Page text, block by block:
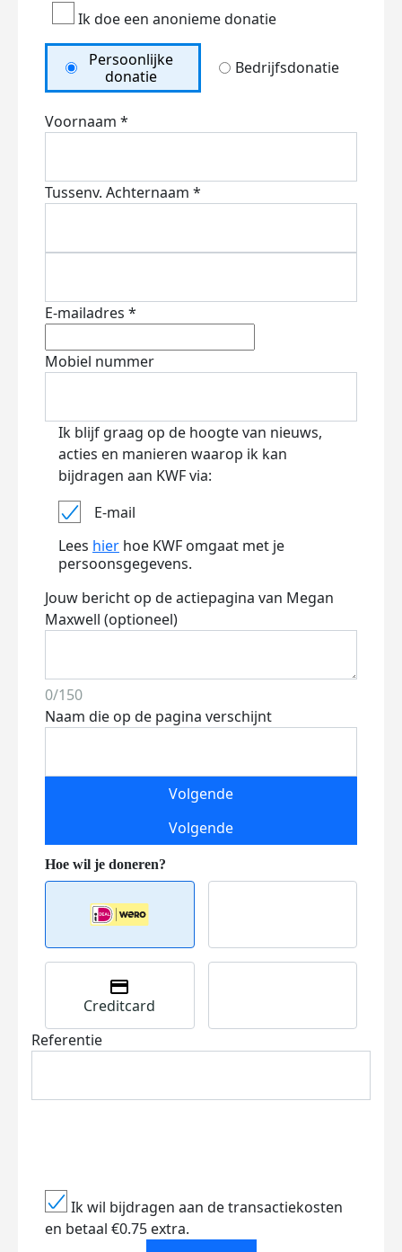
Ik doe een anonieme donatie
Persoonlijke
donatie
Bedrijfsdonatie
Voornaam *
Tussenv. Achternaam *
E-mailadres *
Mobiel nummer
Ik blijf graag op de hoogte van nieuws,
acties en manieren waarop ik kan
bijdragen aan KWF via:
E-mail
Lees hier hoe KWF omgaat met je
persoonsgegevens.
Jouw bericht op de actiepagina van Megan
Maxwell (optioneel)
0/150
Naam die op de pagina verschijnt
Volgende
Volgende
Creditcard
Referentie
Ik wil bijdragen aan de transactiekosten
en betaal €0.75 extra.